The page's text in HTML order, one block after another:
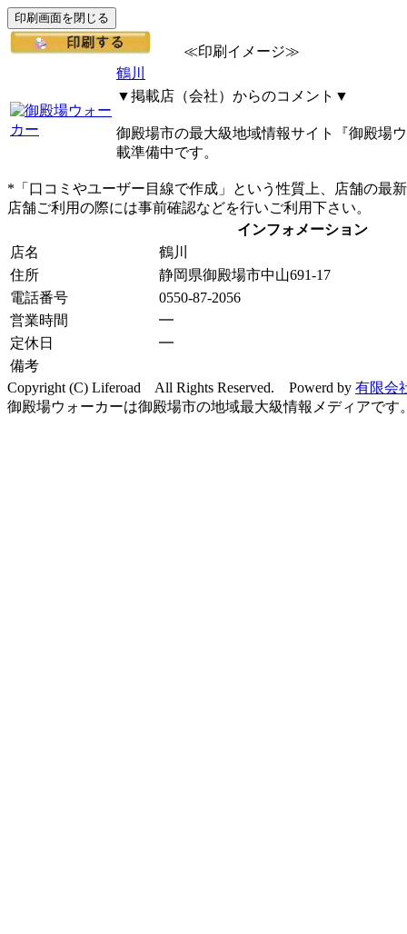
≪印刷イメージ≫
鶴川
▼掲載店（会社）からのコメント▼
御殿場市の最大級地域情報サイト『御殿場
載準備中です。
*「口コミやユーザー目線で作成」という性質上、店舗の最
店舗ご利用の際には事前確認などを行いご利用下さい。
インフォメーション
店名
鶴川
住所
静岡県御殿場市中山691-17
電話番号
0550-87-2056
営業時間
━
定休日
━
備考
Copyright (C) Liferoad All Rights Reserved. Powerd by 有限会
御殿場ウォーカーは御殿場市の地域最大級情報メディアです